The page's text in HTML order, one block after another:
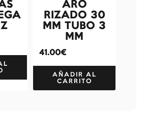
ARO
RIZADO 30
MM TUBO 3
MM
41.00€
AÑADIR AL
CARRITO